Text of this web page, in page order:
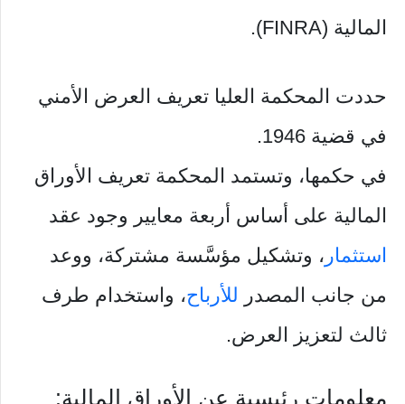
المالية (FINRA).
حددت المحكمة العليا تعريف العرض الأمني ​​
في قضية 1946.
في حكمها، وتستمد المحكمة تعريف الأوراق
المالية على أساس أربعة معايير وجود عقد
استثمار ، وتشكيل مؤسَّسة مشتركة، ووعد
من جانب المصدر للأرباح، واستخدام طرف
ثالث لتعزيز العرض.
معلومات رئيسية عن الأوراق المالية: